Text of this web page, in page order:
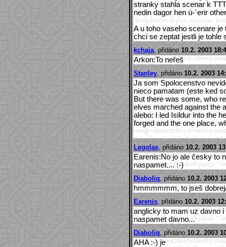
stranky stahla scenar k
nedin dagor hen ú-´erir
A u toho vaseho scenare
chci se zeptat jestli je tohle
kchaja , přidáno 10.2. 2003
Arkon:To neřeš
Stanley , přidáno 10.2. 2003
Ja som Spolocenstvo
nieco pamatam (este ked
But there was some, who
elves marched against the
alebo: I led Isildur into the
forged and the one place,
Legolas , přidáno 10.2. 2003
Earenis:No jo ale česky to
naspamet.... :-)
Diaboliq , přidáno 10.2. 2003
hmmmmmm, to jseš
Earenis , přidáno 10.2. 2003
anglicky to mam uz davno
naspamet davno...
Diaboliq , přidáno 10.2. 2003
AHA :-) je